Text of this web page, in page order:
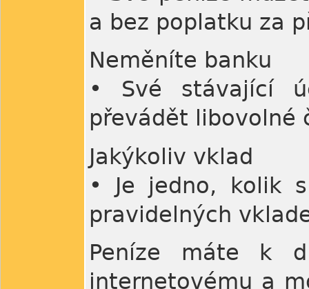
a bez poplatku za
Neměníte banku
• Své stávající
převádět libovolné
Jakýkoliv vklad
• Je jedno, kolik
pravidelných
Peníze máte k
internetovému a